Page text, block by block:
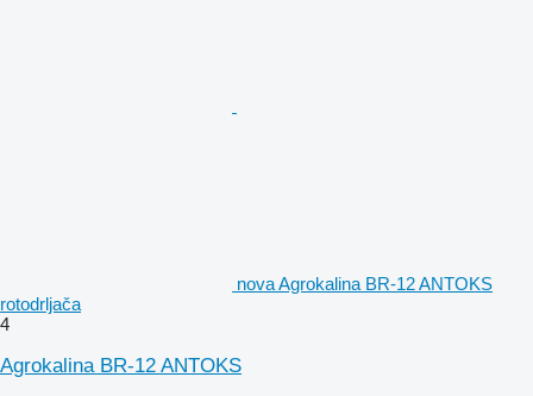
nova Agrokalina BR-12 ANTOKS
rotodrljača
4
Agrokalina BR-12 ANTOKS